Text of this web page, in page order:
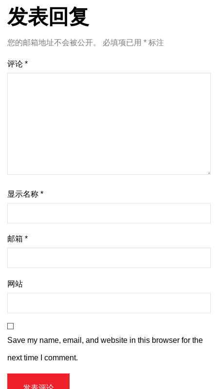
发表回复
您的邮箱地址不会被公开。 必填项已用 * 标注
评论 *
显示名称 *
邮箱 *
网站
Save my name, email, and website in this browser for the
next time I comment.